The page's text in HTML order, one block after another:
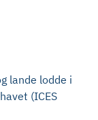
lande lodde i
(ICES